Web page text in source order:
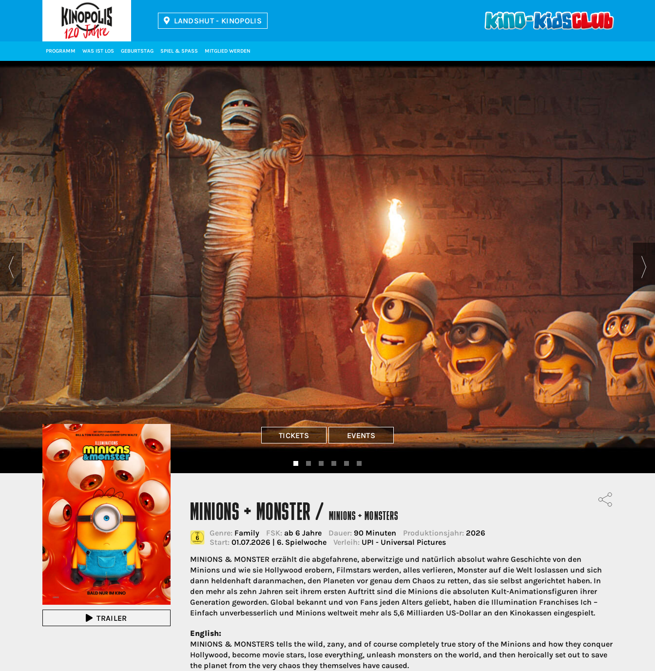
LANDSHUT - KINOPOLIS
PROGRAMM WAS IST LOS GEBURTSTAG SPIEL & SPASS MITGLIED WERDEN
TICKETS EVENTS
TRAILER
MINIONS + MONSTER /MINIONS + MONSTERS
Genre: Family FSK: ab 6 Jahre Dauer: 90 Minuten Produktionsjahr: 2026
Start: 01.07.2026 | 6. Spielwoche Verleih: UPI - Universal Pictures
MINIONS & MONSTER erzählt die abgefahrene, aberwitzige und natürlich absolut wahre Geschichte von den
Minions und wie sie Hollywood erobern, Filmstars werden, alles verlieren, Monster auf die Welt loslassen und sich
dann heldenhaft daranmachen, den Planeten vor genau dem Chaos zu retten, das sie selbst angerichtet haben. In
den mehr als zehn Jahren seit ihrem ersten Auftritt sind die Minions die absoluten Kult-Animationsfiguren ihrer
Generation geworden. Global bekannt und von Fans jeden Alters geliebt, haben die Illumination Franchises Ich –
Einfach unverbesserlich und Minions weltweit mehr als 5,6 Milliarden US-Dollar an den Kinokassen eingespielt.
English:
MINIONS & MONSTERS tells the wild, zany, and of course completely true story of the Minions and how they conquer
Hollywood, become movie stars, lose everything, unleash monsters on the world, and then heroically set out to save
the planet from the very chaos they themselves have caused.